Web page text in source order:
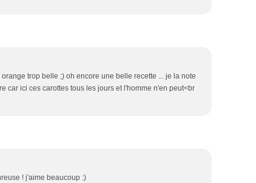
trop belle ;) oh encore une belle recette ... je la note
car ici ces carottes tous les jours et l'homme n'en peut<br
! j'aime beaucoup :)